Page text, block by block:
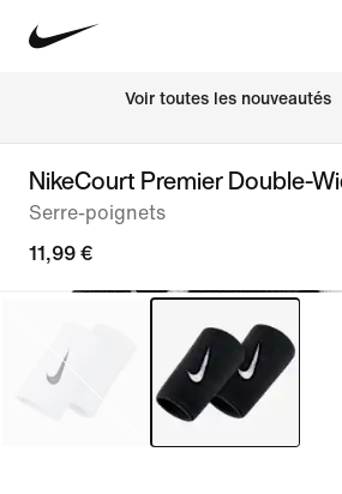
Voir toutes les nouveautés
NikeCourt Premier Double-
Serre-poignets
11,99 €